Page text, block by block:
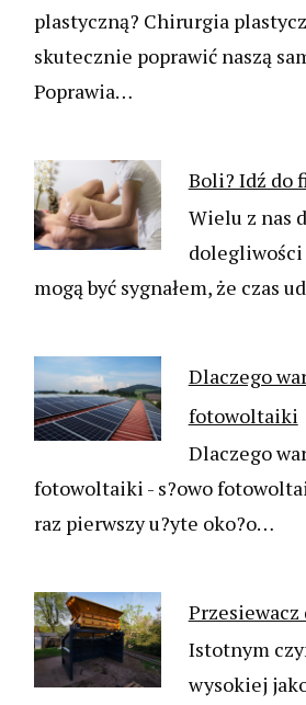
plastyczną? Chirurgia
skutecznie poprawić naszą
Poprawia…
Boli? Idź do
Wielu z nas
mogą być sygnałem, że czas
Dlaczego
fotowoltaiki
Dlaczego
fotowoltaiki - s?owo
raz pierwszy u?yte oko?o…
Przesiewacz
Istotnym
wysokiej